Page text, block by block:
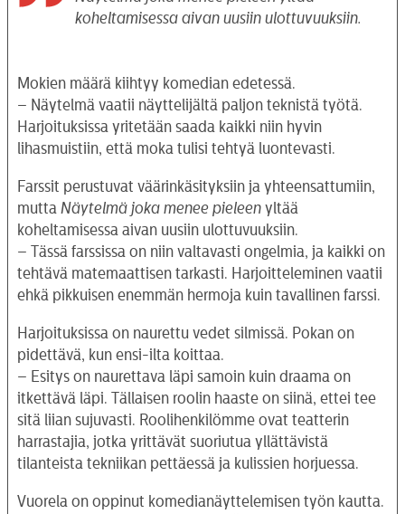
koheltamisessa aivan uusiin ulottuvuuksiin.
Mokien määrä kiihtyy komedian edetessä.
– Näytelmä vaatii näyttelijältä paljon teknistä työtä.
Harjoituksissa yritetään saada kaikki niin hyvin
lihasmuistiin, että moka tulisi tehtyä luontevasti.
Farssit perustuvat väärinkäsityksiin ja yhteensattumiin,
mutta Näytelmä joka menee pieleen yltää
koheltamisessa aivan uusiin ulottuvuuksiin.
– Tässä farssissa on niin valtavasti ongelmia, ja kaikki on
tehtävä matemaattisen tarkasti. Harjoitteleminen vaatii
ehkä pikkuisen enemmän hermoja kuin tavallinen farssi.
Harjoituksissa on naurettu vedet silmissä. Pokan on
pidettävä, kun ensi-ilta koittaa.
– Esitys on naurettava läpi samoin kuin draama on
itkettävä läpi. Tällaisen roolin haaste on siinä, ettei tee
sitä liian sujuvasti. Roolihenkilömme ovat teatterin
harrastajia, jotka yrittävät suoriutua yllättävistä
tilanteista tekniikan pettäessä ja kulissien horjuessa.
Vuorela on oppinut komedianäyttelemisen työn kautta.